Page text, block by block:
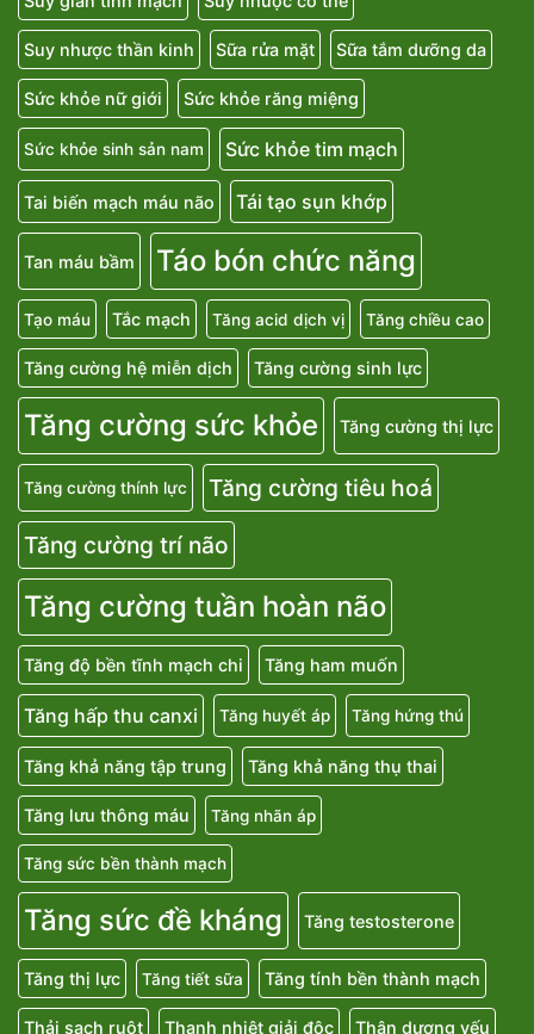
Suy nhược thần kinh Sữa rửa mặt Sữa tắm dưỡng da
Sức khỏe nữ giới Sức khỏe răng miệng
Sức khỏe sinh sản nam Sức khỏe tim mạch
Tai biến mạch máu não Tái tạo sụn khớp
Tan máu bầm Táo bón chức năng
Tạo máu Tắc mạch Tăng acid dịch vị Tăng chiều cao
Tăng cường hệ miễn dịch Tăng cường sinh lực
Tăng cường sức khỏe Tăng cường thị lực
Tăng cường thính lực
Tăng cường tiêu hoá
Tăng cường trí não
Tăng cường tuần hoàn não
Tăng độ bền tĩnh mạch chi Tăng ham muốn
Tăng hấp thu canxi Tăng huyết áp Tăng hứng thú
Tăng khả năng tập trung Tăng khả năng thụ thai
Tăng lưu thông máu Tăng nhãn áp
Tăng sức bền thành mạch
Tăng sức đề kháng Tăng testosterone
Tăng thị lực Tăng tiết sữa Tăng tính bền thành mạch
Thải sạch ruột Thanh nhiệt giải độc Thận dương yếu